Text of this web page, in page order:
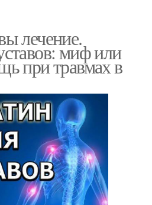
лечение.
миф или
при травмах в